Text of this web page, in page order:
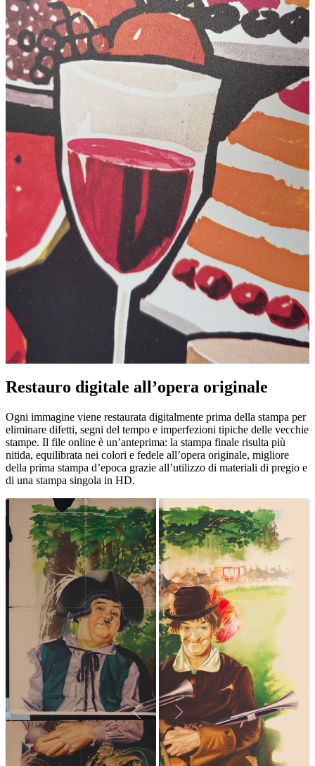
Pause
Restauro digitale all’opera originale
Ogni immagine viene restaurata digitalmente prima della stampa per
eliminare difetti, segni del tempo e imperfezioni tipiche delle vecchie
stampe. Il file online è un’anteprima: la stampa finale risulta più
nitida, equilibrata nei colori e fedele all’opera originale, migliore
della prima stampa d’epoca grazie all’utilizzo di materiali di pregio e
di una stampa singola in HD.